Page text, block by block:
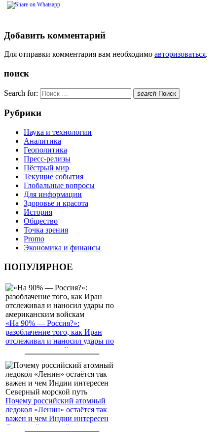
Добавить комментарий
Для отправки комментария вам необходимо авторизоваться.
поиск
Search for: search Поиск
Рубрики
Наука и технологии
Аналитика
Геополитика
Пресс-релизы
Пёстрый мир
Текущие события
Глобальные вопросы
Для информации
Здоровье и красота
История
Общество
Точка зрения
Promo
Экономика и финансы
ПОПУЛЯРНОЕ
«На 90% — Россия?»:
разоблачение того, как Иран
отслеживал и наносил удары по
американским войскам
Почему российский атомный
ледокол «Ленин» остаётся так
важен и чем Индии интересен
Северный морской путь